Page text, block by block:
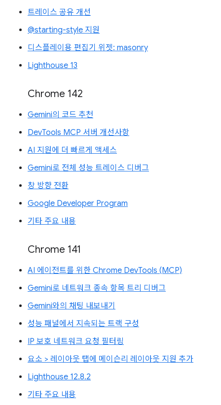
트레이스 공유 개선
@starting-style 지원
디스플레이용 편집기 위젯: masonry
Lighthouse 13
Chrome 142
Gemini의 코드 추천
DevTools MCP 서버 개선사항
AI 지원에 더 빠르게 액세스
Gemini로 전체 성능 트레이스 디버그
창 방향 전환
Google Developer Program
기타 주요 내용
Chrome 141
AI 에이전트를 위한 Chrome DevTools (MCP)
Gemini로 네트워크 종속 항목 트리 디버그
Gemini와의 채팅 내보내기
성능 패널에서 지속되는 트랙 구성
IP 보호 네트워크 요청 필터링
요소 > 레이아웃 탭에 메이슨리 레이아웃 지원 추가
Lighthouse 12.8.2
기타 주요 내용